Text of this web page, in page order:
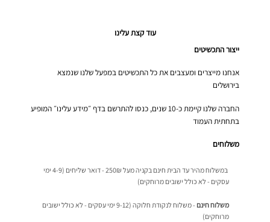
עוד קצת עלינו
ייצור התכשיטים
אנחנו מייצרים ומעצבים את כל התכשיטים במפעל שלנו שנמצא
בירושלים
החברה שלנו קיימת כ-10 שנים, כנסו להתרשם בדף ״מידע עלינו״ המופיע
בתחתית העמוד
משלוחים
במשלוח מהיר עד הבית חינם בקניה מעל 250₪ - דואר שליחים (4-9 ימי
עסקים - לא כולל ישובים מרוחקים)
משלוח חינם
- משלוח לנקודת חלוקה (9-12 ימי עסקים - לא כולל ישובים
מרוחקים)